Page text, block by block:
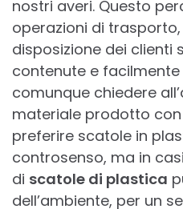
nostri averi. Questo
operazioni di
disposizione dei clienti
contenute e facilmente
comunque chiedere
materiale prodotto
preferire scatole in
controsenso, ma in
di scatole di plastica
dell’ambiente, per un